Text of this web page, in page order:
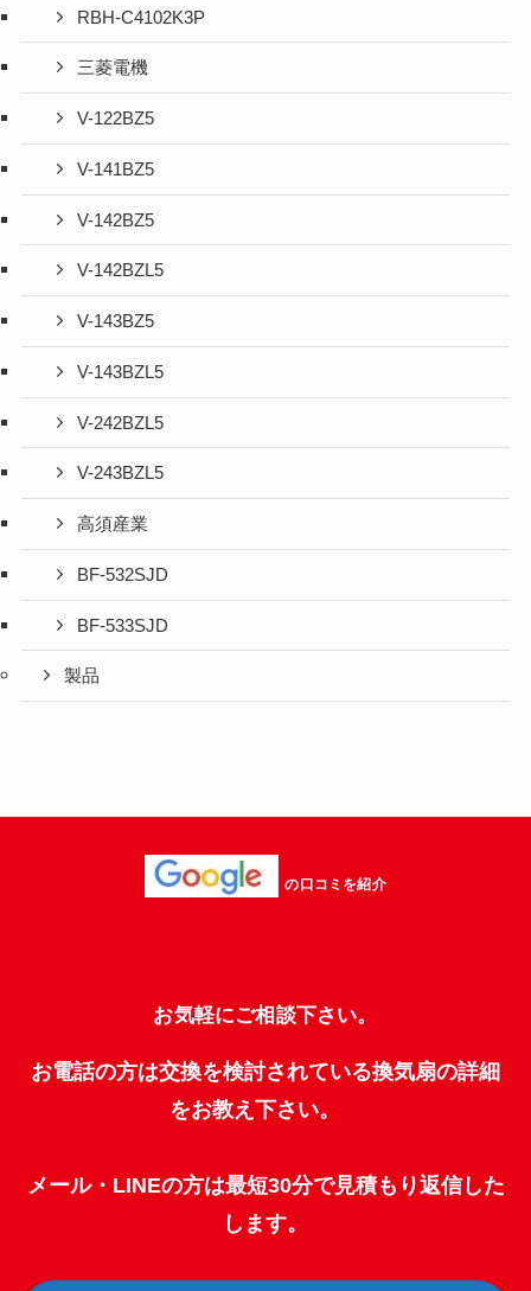
RBH-C4102K3P
三菱電機
V-122BZ5
V-141BZ5
V-142BZ5
V-142BZL5
V-143BZ5
V-143BZL5
V-242BZL5
V-243BZL5
高須産業
BF-532SJD
BF-533SJD
製品
の口コミを紹介
お気軽にご相談下さい。
お電話の方は交換を検討されている換気扇の詳細
をお教え下さい。
メール・LINEの方は最短30分で見積もり返信した
します。